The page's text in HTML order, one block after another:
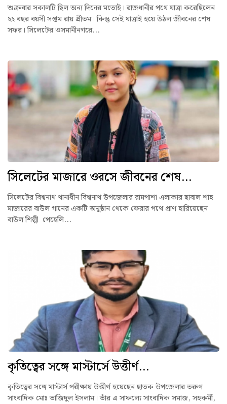
শুক্রবার সকালটি ছিল অন্য দিনের মতোই। রাজধানীর পথে যাত্রা করেছিলেন
২২ বছর বয়সী সপ্তম রায় প্রীতম। কিন্তু সেই যাত্রাই হয়ে উঠল জীবনের শেষ
সফর। সিলেটের ওসমানীনগরে...
সিলেটের মাজারে ওরসে জীবনের শেষ...
সিলেটের বিশ্বনাথ থানাধীন বিশ্বনাথ উপজেলার রামপাশা এলাকার ছাবাল শাহ
মাজারের বাউল গানের একটি অনুষ্ঠান থেকে ফেরার পথে প্রাণ হারিয়েছেন
বাউল শিল্পী পেহেলি...
কৃতিত্বের সঙ্গে মাস্টার্সে উত্তীর্ণ...
কৃতিত্বের সঙ্গে মাস্টার্স পরীক্ষায় উত্তীর্ণ হয়েছেন ছাতক উপজেলার তরুণ
সাংবাদিক মোঃ তাজিদুল ইসলাম। তাঁর এ সাফল্যে সাংবাদিক সমাজ, সহকর্মী,